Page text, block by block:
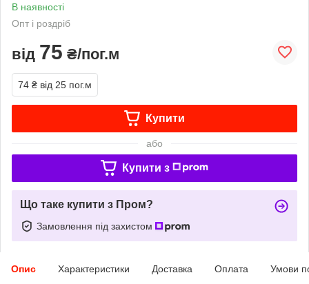
В наявності
Опт і роздріб
від 75 ₴/пог.м
74 ₴ від 25 пог.м
Купити
або
Купити з
Що таке купити з Пром?
Замовлення під захистом
Опис Характеристики Доставка Оплата Умови